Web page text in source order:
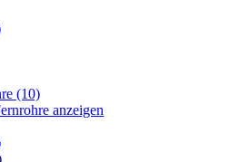
(10)
anzeigen